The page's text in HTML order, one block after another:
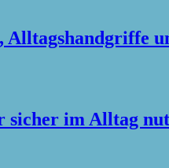
Alltagshandgriffe
sicher im Alltag